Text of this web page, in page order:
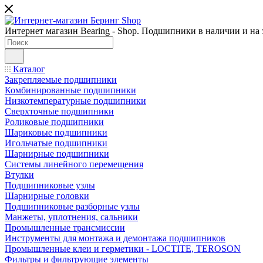
Интернет магазин Bearing - Shop. Подшипники в наличии и на
Каталог
Закрепляемые подшипники
Комбинированные подшипники
Низкотемпературные подшипники
Сверхточные подшипники
Роликовые подшипники
Шариковые подшипники
Игольчатые подшипники
Шарнирные подшипники
Системы линейного перемещения
Втулки
Подшипниковые узлы
Шарнирные головки
Подшипниковые разборные узлы
Манжеты, уплотнения, сальники
Промышленные трансмиссии
Инструменты для монтажа и демонтажа подшипников
Промышленные клеи и герметики - LOCTITE, TEROSON
Фильтры и фильтрующие элементы